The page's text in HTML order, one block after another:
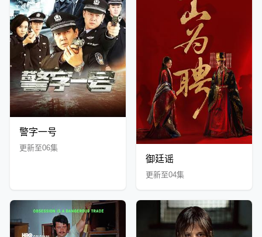
警字一号
更新至06集
御廷谣
更新至04集